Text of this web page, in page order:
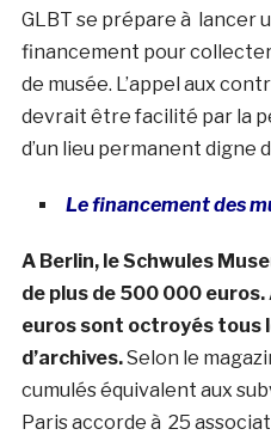
GLBT se prépare à lancer
financement pour
de musée. L’appel aux
devrait être facilité par la
d’un lieu permanent digne
Le financement des
A Berlin, le Schwules
de plus de 500 000
euros sont octroyés tous
d’archives.Selon le
cumulés équivalent aux
Paris accorde à 25